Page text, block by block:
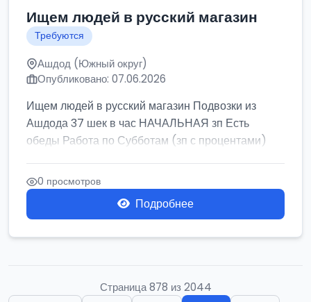
Ищем людей в русский магазин
Требуются
Ашдод (Южный округ)
Опубликовано: 07.06.2026
Ищем людей в русский магазин Подвозки из
Ашдода 37 шек в час НАЧАЛЬНАЯ зп Есть
обеды Работа по Субботам (зп с процентами)
0 просмотров
Подробнее
Страница 878 из 2044